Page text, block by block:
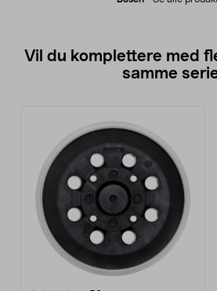
Vil du komplettere med
samme